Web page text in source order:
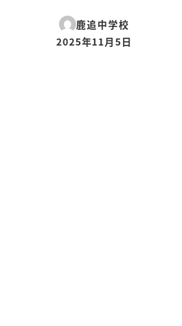
鹿追中学校
投稿日
2025年11月5日